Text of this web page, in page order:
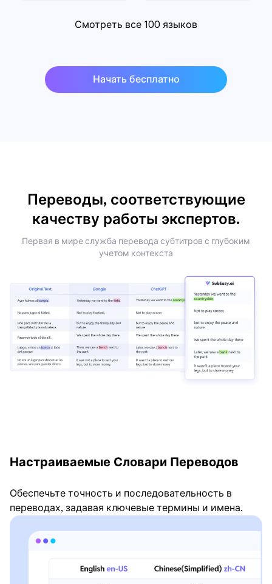
Смотреть все 100 языков
Начать бесплатно
Переводы, соответствующие
качеству работы экспертов.
Первая в мире служба перевода субтитров с глубоким
учетом контекста
Настраиваемые Словари Переводов
Обеспечьте точность и последовательность в
переводах, задавая ключевые термины и имена.